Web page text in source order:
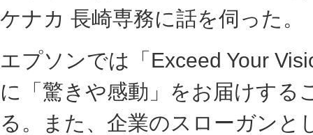
ケナカ 長崎専務に話を伺った。
エプソンでは「Exceed Your
に「驚きや感動」をお届けする
る。また、企業のスローガンと